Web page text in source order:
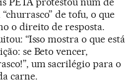
de tofu, o que
o direito de resposta.
“Isso mostra o que está
se Beto vencer,
um sacrilégio para o
carne.